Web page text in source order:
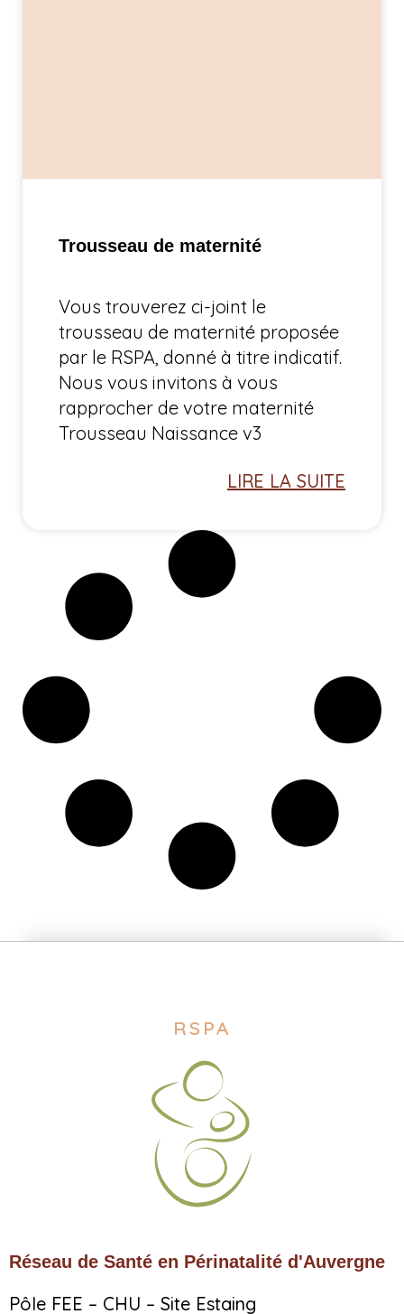
Trousseau de maternité
Vous trouverez ci-joint le
trousseau de maternité proposée
par le RSPA, donné à titre indicatif.
Nous vous invitons à vous
rapprocher de votre maternité
Trousseau Naissance v3
LIRE LA SUITE
RSPA
Réseau de Santé en Périnatalité d'Auvergne
Pôle FEE – CHU – Site Estaing